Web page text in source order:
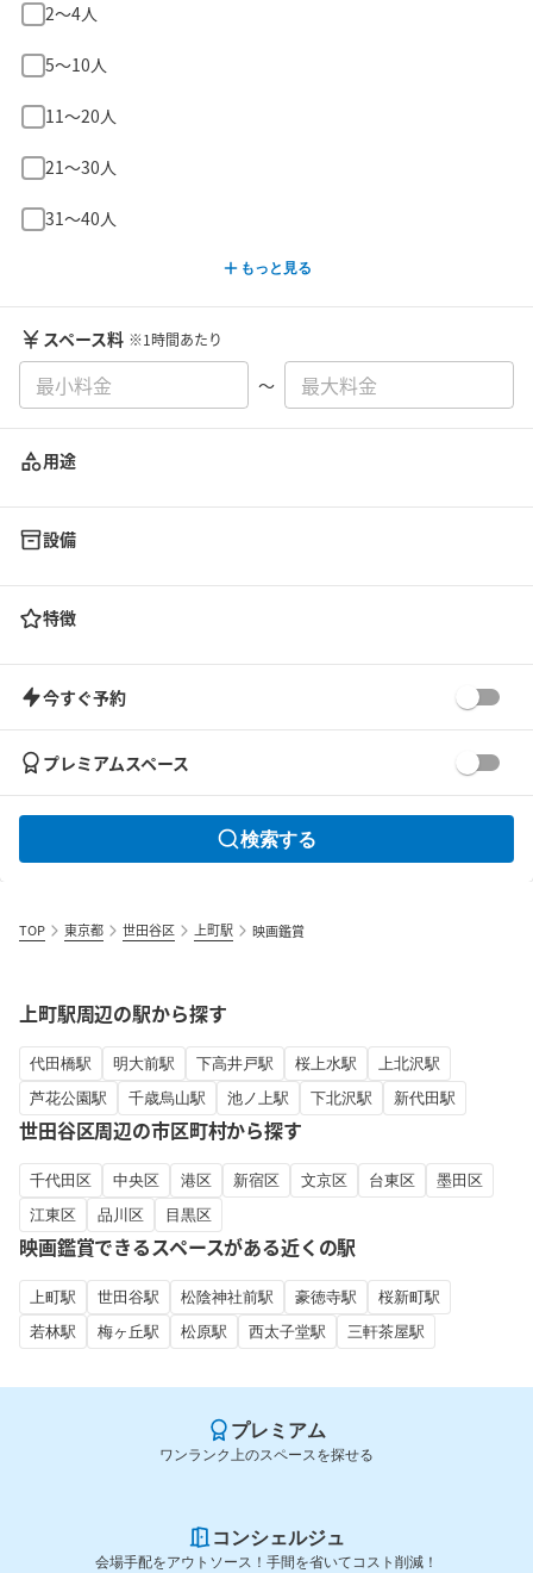
2〜4人
5〜10人
11〜20人
21〜30人
31〜40人
もっと見る
スペース料 ※1時間あたり
〜
用途
設備
特徴
今すぐ予約
プレミアムスペース
検索する
TOP 東京都 世田谷区 上町駅 映画鑑賞
上町駅周辺の駅から探す
代田橋駅 明大前駅 下高井戸駅 桜上水駅
上北沢駅
芦花公園駅
千歳烏山駅 池ノ上駅 下北沢駅 新代田駅
世田谷区周辺の市区町村から探す
千代田区 中央区 港区 新宿区 文京区 台東区
墨田区
江東区
品川区 目黒区
映画鑑賞できるスペースがある近くの駅
上町駅 世田谷駅 松陰神社前駅 豪徳寺駅
桜新町駅
若林駅
梅ヶ丘駅 松原駅 西太子堂駅 三軒茶屋駅
プレミアム
ワンランク上のスペースを探せる
コンシェルジュ
会場手配をアウトソース！手間を省いてコスト削減！